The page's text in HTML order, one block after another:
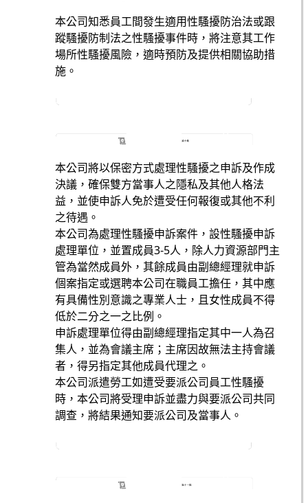
本公司知悉員工間發生適用性騷擾防治法或跟
蹤騷擾防制法之性騷擾事件時，將注意其工作
場所性騷擾風險，適時預防及提供相關協助措
施。
本公司將以保密方式處理性騷擾之申訴及作成
決議，確保雙方當事人之隱私及其他人格法
益，並使申訴人免於遭受任何報復或其他不利
之待遇。
本公司為處理性騷擾申訴案件，設性騷擾申訴
處理單位，並置成員3-5人，除人力資源部門主
管為當然成員外，其餘成員由副總經理就申訴
個案指定或選聘本公司在職員工擔任，其中應
有具備性別意識之專業人士，且女性成員不得
低於二分之一之比例。
申訴處理單位得由副總經理指定其中一人為召
集人，並為會議主席；主席因故無法主持會議
者，得另指定其他成員代理之。
本公司派遣勞工如遭受要派公司員工性騷擾
時，本公司將受理申訴並盡力與要派公司共同
調查，將結果通知要派公司及當事人。